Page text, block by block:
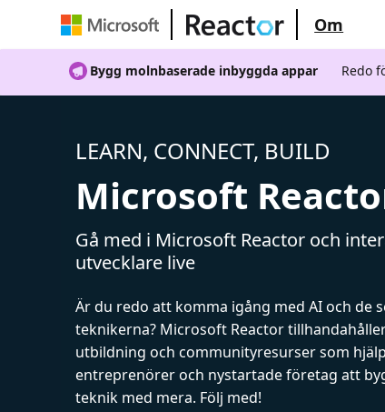
Om
Bygg molnbaserade inbyggda appar Redo
LEARN, CONNECT, BUILD
Microsoft
Gå med i Microsoft Reactor och
utvecklare live
Är du redo att komma igång med AI och de
teknikerna? Microsoft Reactor
utbildning och communityresurser som
entreprenörer och nystartade företag att
teknik med mera. Följ med!